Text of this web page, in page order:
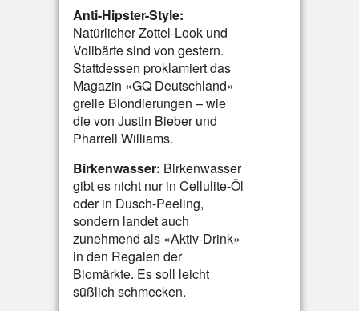
Anti-Hipster-Style:
Natürlicher Zottel-Look und
Vollbärte sind von gestern.
Stattdessen proklamiert das
Magazin «GQ Deutschland»
grelle Blondierungen – wie
die von Justin Bieber und
Pharrell Williams.
Birkenwasser: Birkenwasser
gibt es nicht nur in Cellulite-Öl
oder in Dusch-Peeling,
sondern landet auch
zunehmend als «Aktiv-Drink»
in den Regalen der
Biomärkte. Es soll leicht
süßlich schmecken.